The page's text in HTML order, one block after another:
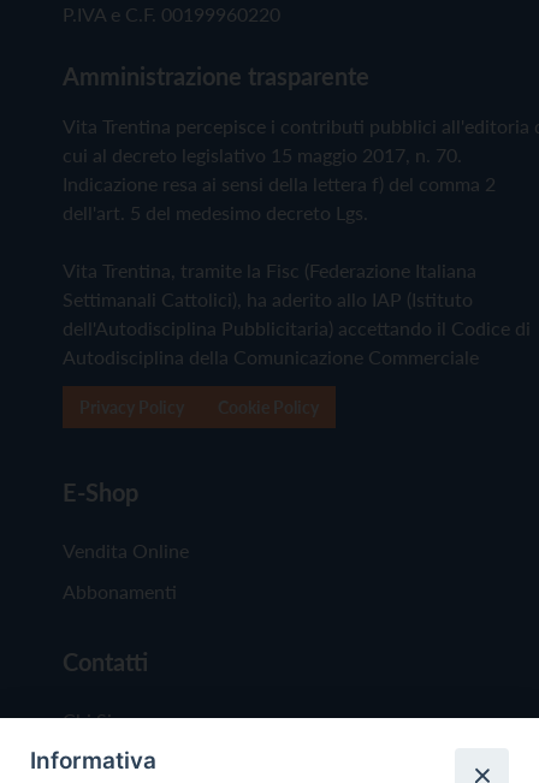
P.IVA e C.F. 00199960220
Amministrazione trasparente
Vita Trentina percepisce i contributi pubblici all'editoria
cui al decreto legislativo 15 maggio 2017, n. 70.
Indicazione resa ai sensi della lettera f) del comma 2
dell'art. 5 del medesimo decreto Lgs.
Vita Trentina, tramite la Fisc (Federazione Italiana
Settimanali Cattolici), ha aderito allo IAP (Istituto
dell'Autodisciplina Pubblicitaria) accettando il Codice di
Autodisciplina della Comunicazione Commerciale
E-Shop
Vendita Online
Abbonamenti
Contatti
Chi Siamo
Redazione
Informativa